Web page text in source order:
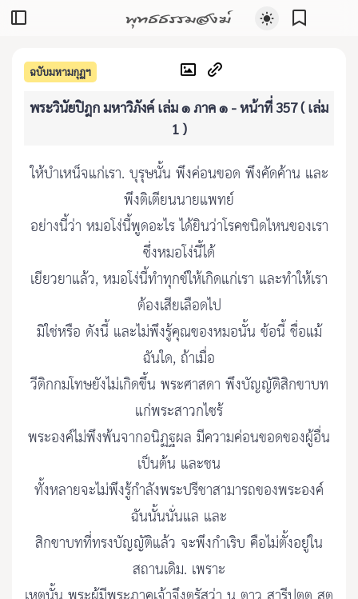
พุทธธรรมสงฆ์
ฉบับมหามกุฏฯ
พระวินัยปิฎก มหาวิภังค์ เล่ม ๑ ภาค ๑ - หน้าที่ 357 ( เล่ม
1 )
ให้บำเหน็จแก่เรา. บุรุษนั้น พึงค่อนขอด พึงคัดค้าน และ
พึงติเตียนนายแพทย์
อย่างนี้ว่า หมอโง่นี้พูดอะไร ได้ยินว่าโรคชนิดไหนของเรา
ซึ่งหมอโง่นี้ได้
เยียวยาแล้ว, หมอโง่นี้ทำทุกข์ให้เกิดแก่เรา และทำให้เรา
ต้องเสียเลือดไป
มิใช่หรือ ดังนี้ และไม่พึงรู้คุณของหมอนั้น ข้อนี้ ชื่อแม้
ฉันใด, ถ้าเมื่อ
วีติกกมโทษยังไม่เกิดขึ้น พระศาสดา พึงบัญญัติสิกขาบท
แก่พระสาวกไซร้
พระองค์ไม่พึงพ้นจากอนิฏฐผล มีความค่อนขอดของผู้อื่น
เป็นต้น และชน
ทั้งหลายจะไม่พึงรู้กำลังพระปรีชาสามารถของพระองค์
ฉันนั้นนั่นแล และ
สิกขาบทที่ทรงบัญญัติแล้ว จะพึงกำเริบ คือไม่ตั้งอยู่ใน
สถานเดิม. เพราะ